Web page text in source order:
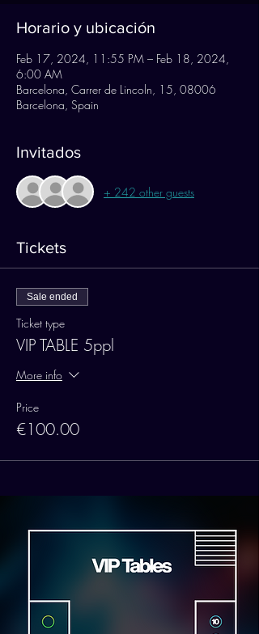
Horario y ubicación
Feb 17, 2024, 11:55 PM – Feb 18, 2024,
6:00 AM
Barcelona, Carrer de Lincoln, 15, 08006
Barcelona, Spain
Invitados
+ 242 other guests
Tickets
Sale ended
Ticket type
VIP TABLE 5ppl
More info
Price
€100.00